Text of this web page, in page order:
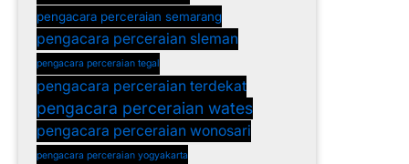
pengacara perceraian semarang
pengacara perceraian sleman
pengacara perceraian tegal
pengacara perceraian terdekat
pengacara perceraian wates
pengacara perceraian wonosari
pengacara perceraian yogyakarta